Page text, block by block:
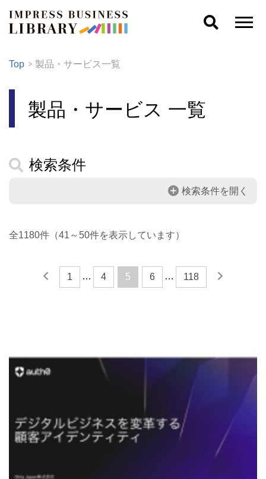
Top 製品・サービス一覧
製品・サービス 一覧
検索条件
検索条件を開く
全1180件（41～50件を表示しています）
1 … 4 5 6 … 118